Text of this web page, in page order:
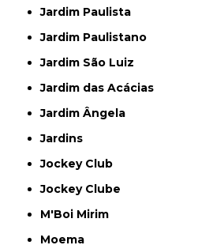
Jardim Paulista
Jardim Paulistano
Jardim São Luiz
Jardim das Acácias
Jardim Ângela
Jardins
Jockey Club
Jockey Clube
M'Boi Mirim
Moema